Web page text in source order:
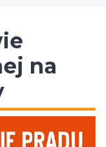
na